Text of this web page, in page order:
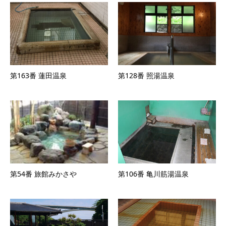
第163番 蓮田温泉 第128番 照湯温泉
第54番 旅館みかさや 第106番 亀川筋湯温泉